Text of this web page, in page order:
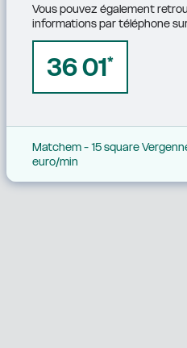
Vous pouvez également
informations par téléphone
36 01*
Matchem - 15 square
euro/min